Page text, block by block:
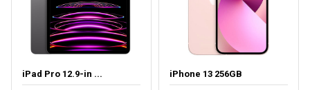
iPad Pro 12.9-in ... iPhone 13 256GB